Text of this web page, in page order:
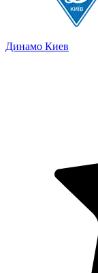
Динамо Киев